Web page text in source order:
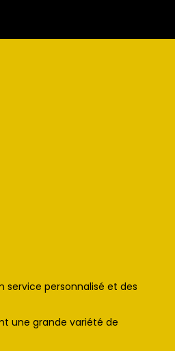
service personnalisé et des
une grande variété de